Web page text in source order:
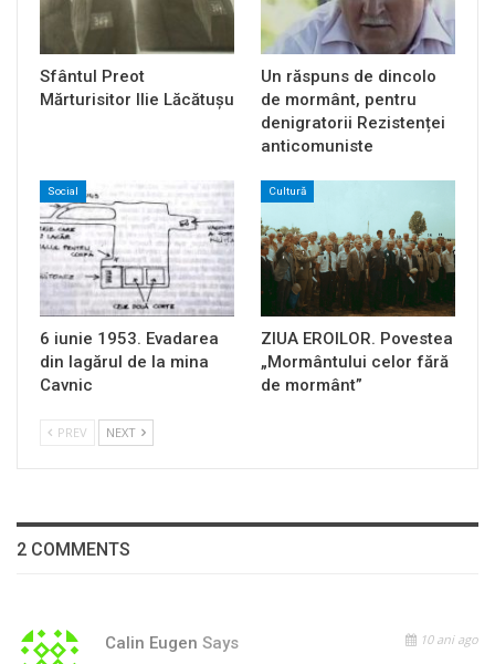
Sfântul Preot
Mărturisitor Ilie Lăcătușu
Un răspuns de dincolo
de mormânt, pentru
denigratorii Rezistenței
anticomuniste
Social
6 iunie 1953. Evadarea
din lagărul de la mina
Cavnic
Cultură
ZIUA EROILOR. Povestea
„Mormântului celor fără
de mormânt”
PREV NEXT
2 COMMENTS
Calin Eugen Says 10 ani ago